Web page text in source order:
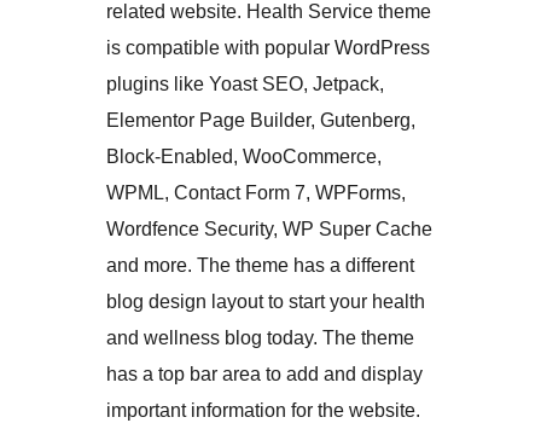
related website. Health Service theme
is compatible with popular WordPress
plugins like Yoast SEO, Jetpack,
Elementor Page Builder, Gutenberg,
Block-Enabled, WooCommerce,
WPML, Contact Form 7, WPForms,
Wordfence Security, WP Super Cache
and more. The theme has a different
blog design layout to start your health
and wellness blog today. The theme
has a top bar area to add and display
important information for the website.